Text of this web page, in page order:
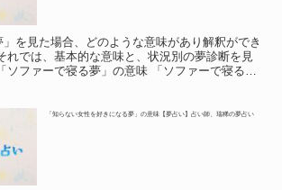
」を見た場合、どのような意味があり解釈ができ
れでは、基本的な意味と、状況別の夢診断を見
ソファーで寝る夢」の意味 「ソファーで寝る
「知らない女性を好きになる夢」の意味【夢占い】占い師、瑞稀の夢占い